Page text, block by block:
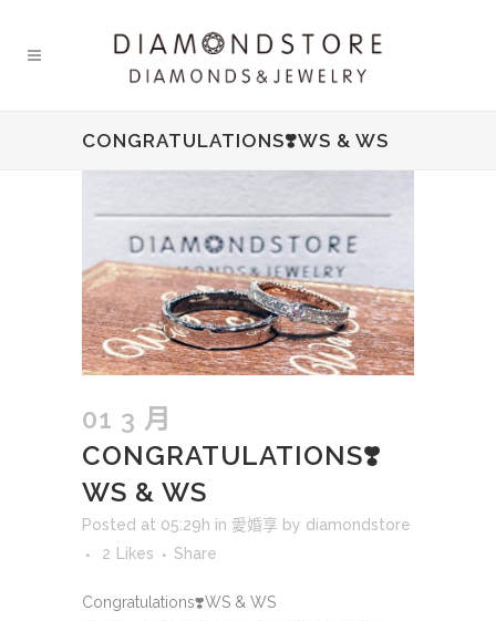
CONGRATULATIONS❣️WS & WS
01 3 月
CONGRATULATIONS❣️
WS & WS
Posted at 05:29h in 愛婚享 by diamondstore
2
Likes Share
Congratulations❣️WS & WS